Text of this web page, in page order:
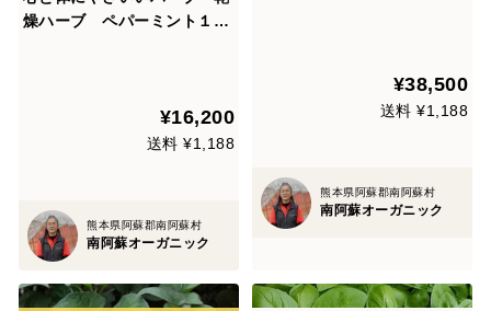
燥ハーブ ペパーミント１ｋ
¥16,200
送料 ¥1,188
熊本県阿蘇郡南阿蘇村
南阿蘇オーガニック
¥38,500
送料 ¥1,188
熊本県阿蘇郡南阿蘇村
南阿蘇オーガニック